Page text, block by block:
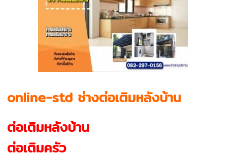
online-std ช่างต่อเติมหลังบ้าน
ต่อเติมหลังบ้าน
ต่อเติมครัว